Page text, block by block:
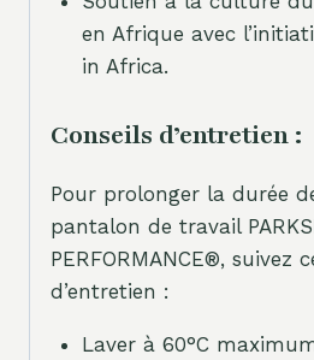
en Afrique avec
in Africa.
Conseils d’entretien :
Pour prolonger la durée
pantalon de travail
PERFORMANCE®, suivez
d’entretien :
Laver à 60°C